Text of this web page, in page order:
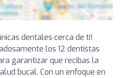
dentales cerca de ti!
los 12 dentistas
garantizar que recibas la
bucal. Con un enfoque en